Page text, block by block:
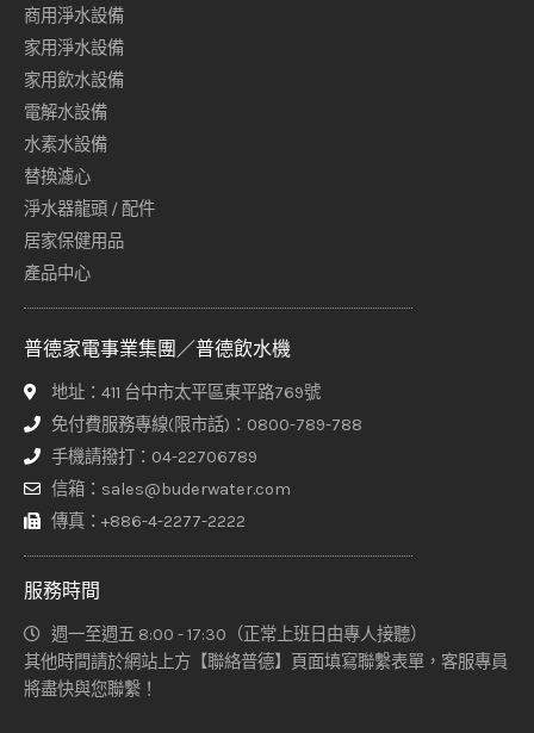
商用淨水設備
家用淨水設備
家用飲水設備
電解水設備
水素水設備
替換濾心
淨水器龍頭 / 配件
居家保健用品
產品中心
普德家電事業集團／普德飲水機
地址：411 台中市太平區東平路769號
免付費服務專線(限市話)：0800-789-788
手機請撥打：04-22706789
信箱：sales@buderwater.com
傳真：+886-4-2277-2222
服務時間
週一至週五 8:00 - 17:30（正常上班日由專人接聽）
其他時間請於網站上方【聯絡普德】頁面填寫聯繫表單，客服專員
將盡快與您聯繫！